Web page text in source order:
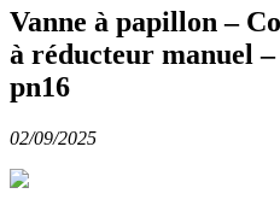
Vanne à papillon –
à réducteur manuel
pn16
02/09/2025